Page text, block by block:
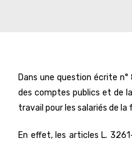
Dans une question écrite
des comptes publics et de
travail pour les salariés de la
En effet, les articles L.